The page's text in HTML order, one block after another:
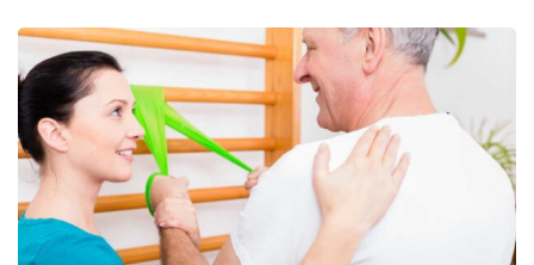
Beni hatırla Şifremi unuttum